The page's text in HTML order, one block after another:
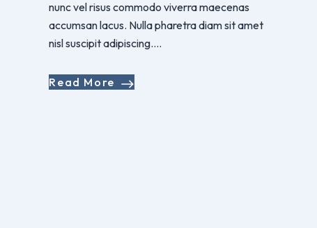
nunc vel risus commodo viverra maecenas
accumsan lacus. Nulla pharetra diam sit amet
nisl suscipit adipiscing....
Read More